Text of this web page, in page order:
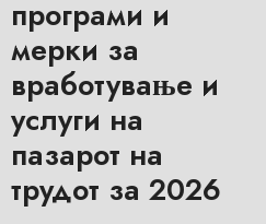
програми и
мерки за
вработување и
услуги на
пазарот на
трудот за 2026